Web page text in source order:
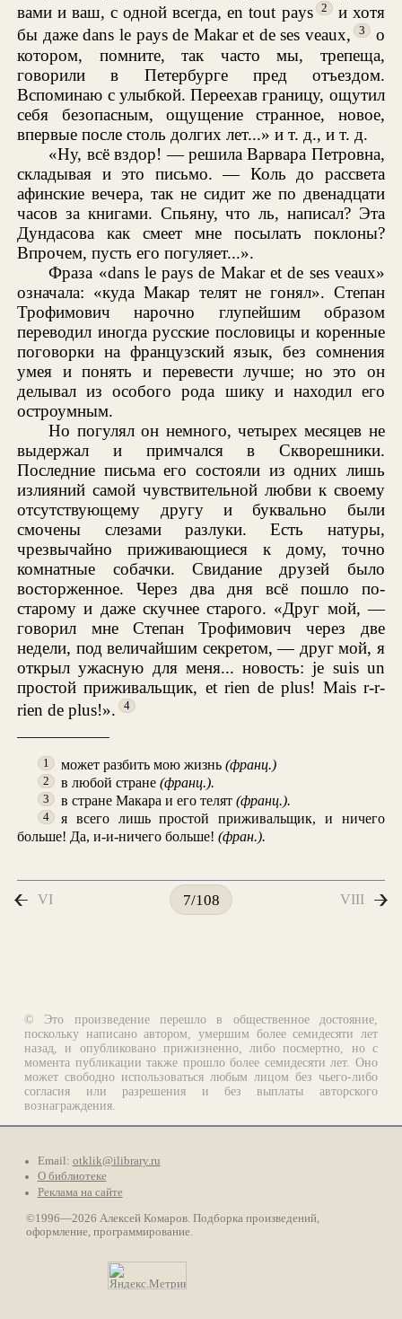
вами и ваш, с одной всегда, en tout pays
2 и хотя
бы даже dans le pays de Makar et de ses veaux,
3
о
котором, помните, так часто мы, трепеща,
говорили в Петербурге пред отъездом.
Вспоминаю с улыбкой. Переехав границу, ощутил
себя безопасным, ощущение странное, новое,
впервые после столь долгих лет...» и т. д., и т. д.
«Ну, всё вздор! — решила Варвара Петровна,
складывая и это письмо. — Коль до рассвета
афинские вечера, так не сидит же по двенадцати
часов за книгами. Спьяну, что ль, написал? Эта
Дундасова как смеет мне посылать поклоны?
Впрочем, пусть его погуляет...».
Фраза «dans le pays de Makar et de ses veaux»
означала: «куда Макар телят не гонял». Степан
Трофимович нарочно глупейшим образом
переводил иногда русские пословицы и коренные
поговорки на французский язык, без сомнения
умея и понять и перевести лучше; но это он
делывал из особого рода шику и находил его
остроумным.
Но погулял он немного, четырех месяцев не
выдержал и примчался в Скворешники.
Последние письма его состояли из одних лишь
излияний самой чувствительной любви к своему
отсутствующему другу и буквально были
смочены слезами разлуки. Есть натуры,
чрезвычайно приживающиеся к дому, точно
комнатные собачки. Свидание друзей было
восторженное. Через два дня всё пошло по-
старому и даже скучнее старого. «Друг мой, —
говорил мне Степан Трофимович через две
недели, под величайшим секретом, — друг мой, я
открыл ужасную для меня... новость: je suis un
простой приживальщик, et rien de plus! Mais r-r-
rien de plus!».
4
1 может разбить мою жизнь(франц.)
2 в любой стране(франц.).
3 в стране Макара и его телят(франц.).
4
я всего лишь простой приживальщик, и ничего
больше! Да, и-и-ничего больше!(фран.).
VI 7/108 VIII
© Это произведение перешло в общественное достояние,
поскольку написано автором, умершим более семидесяти лет
назад, и опубликовано прижизненно, либо посмертно, но с
момента публикации также прошло более семидесяти лет. Оно
может свободно использоваться любым лицом без чьего-либо
согласия или разрешения и без выплаты авторского
вознаграждения.
Email: otklik@ilibrary.ru
О библиотеке
Реклама на сайте
©1996—2026 Алексей Комаров. Подборка произведений,
оформление, программирование.